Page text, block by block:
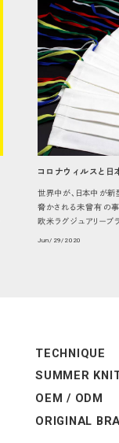
コロナウィルスと日
世界中が、日本中が
脅かされる未曾有の
欧米ラグジュアリーブ
Jun/29/2020
TECHNIQUE
SUMMER
OEM / ODM
ORIGINAL